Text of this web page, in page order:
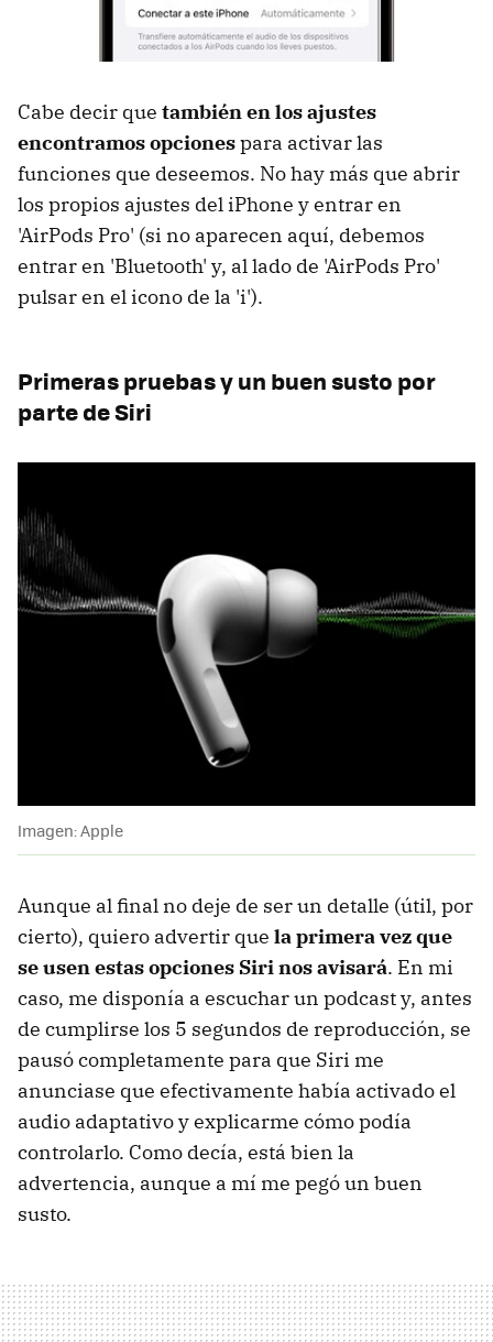
Cabe decir que también en los ajustes
encontramos opcionespara activar las
funciones que deseemos. No hay más que abrir
los propios ajustes del iPhone y entrar en
'AirPods Pro' (si no aparecen aquí, debemos
entrar en 'Bluetooth' y, al lado de 'AirPods Pro'
pulsar en el icono de la 'i').
Primeras pruebas y un buen susto por
parte de Siri
Imagen: Apple
Aunque al final no deje de ser un detalle (útil, por
cierto), quiero advertir que la primera vez que
se usen estas opciones Siri nos avisará. En mi
caso, me disponía a escuchar un podcast y, antes
de cumplirse los 5 segundos de reproducción, se
pausó completamente para que Siri me
anunciase que efectivamente había activado el
audio adaptativo y explicarme cómo podía
controlarlo. Como decía, está bien la
advertencia, aunque a mí me pegó un buen
susto.